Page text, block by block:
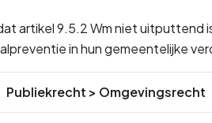
artikel 9.5.2 Wm niet uitputtend
in hun gemeentelijke
Publiekrecht > Omgevingsrecht